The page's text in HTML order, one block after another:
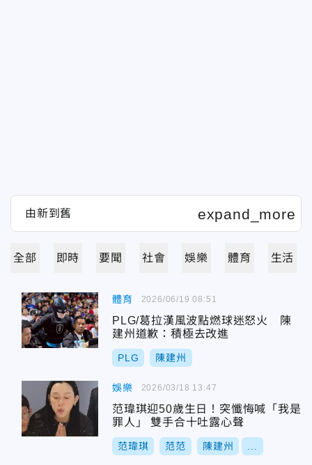
全部 即時 要聞 社會 娛樂 體育 生活
體育
PLG/葛拉漢風波點燃球迷怒火 陳
建州道歉：積極去改進
PLG 陳建州
2026/06/19 08:51
娛樂
范瑋琪迎50歲生日！突懺悔喊「我是
罪人」 雙手合十吐露心聲
范瑋琪 范范 陳建州
2026/03/18 13:47